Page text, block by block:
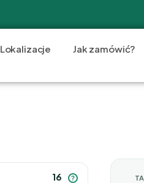
Lokalizacje Jak zamówić?
16 ?